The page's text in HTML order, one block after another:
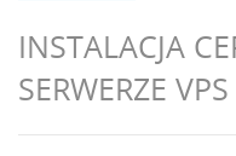
INSTALACJA
SERWERZE VPS